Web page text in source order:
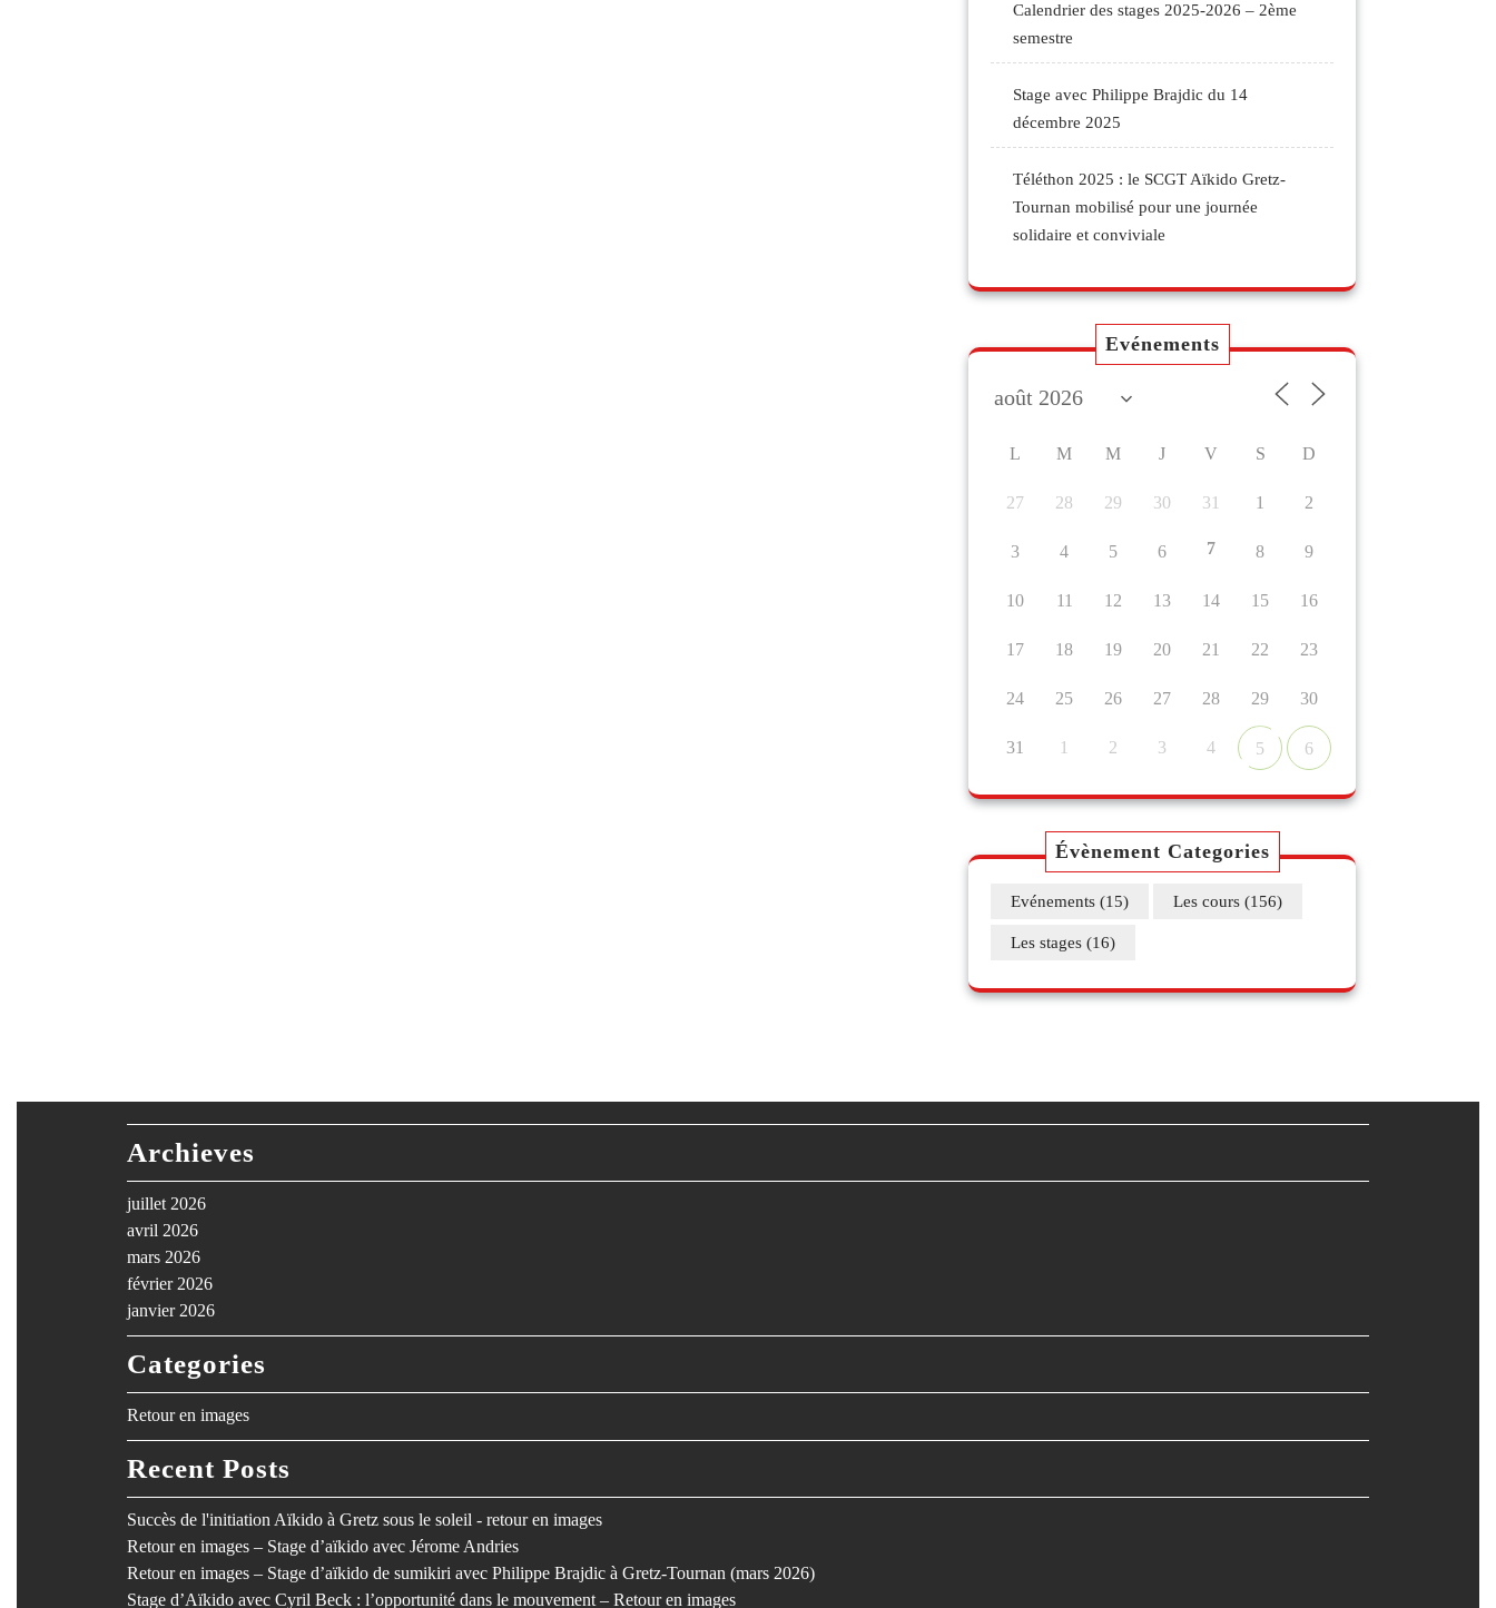
Calendrier des stages 2025-2026 – 2ème
semestre
Stage avec Philippe Brajdic du 14
décembre 2025
Téléthon 2025 : le SCGT Aïkido Gretz-
Tournan mobilisé pour une journée
solidaire et conviviale
Evénements
L M M J V S D
27 28 29 30 31 1 2
3 4 5 6 7 8 9
10 11 12 13 14 15 16
17 18 19 20 21 22 23
24 25 26 27 28 29 30
31 1 2 3 4 5 6
Évènement Categories
Evénements (15) Les cours (156)
Les stages (16)
Archieves
juillet 2026
avril 2026
mars 2026
février 2026
janvier 2026
Categories
Retour en images
Recent Posts
Succès de l'initiation Aïkido à Gretz sous le soleil - retour en images
Retour en images – Stage d’aïkido avec Jérome Andries
Retour en images – Stage d’aïkido de sumikiri avec Philippe Brajdic à Gretz-Tournan (mars 2026)
Stage d’Aïkido avec Cyril Beck : l’opportunité dans le mouvement – Retour en images